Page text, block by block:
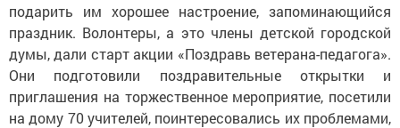
подарить им хорошее настроение, запоминающийся
праздник. Волонтеры, а это члены детской городской
думы, дали старт акции «Поздравь ветерана-педагога».
Они подготовили поздравительные открытки и
приглашения на торжественное мероприятие, посетили
на дому 70 учителей, поинтересовались их проблемами,